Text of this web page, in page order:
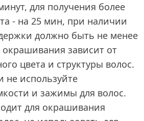
для получения более
- на 25 мин, при наличии
должно быть не менее
окрашивания зависит от
цвета и структуры волос.
используйте
и зажимы для волос.
для окрашивания